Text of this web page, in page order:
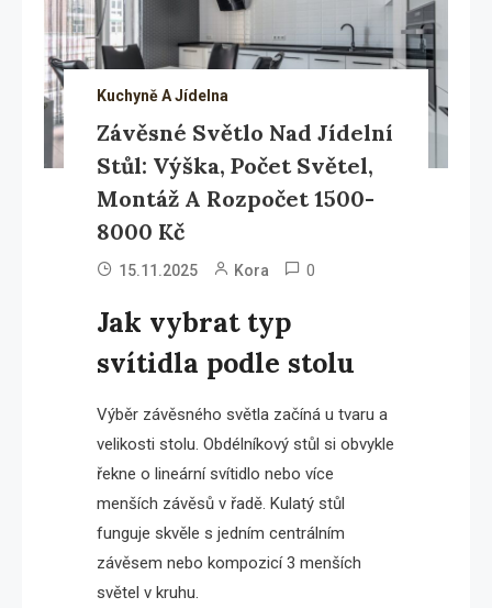
Kuchyně A Jídelna
Závěsné Světlo Nad Jídelní
Stůl: Výška, Počet Světel,
Montáž A Rozpočet 1500-
8000 Kč
15.11.2025 Kora 0
Jak vybrat typ
svítidla podle stolu
Výběr závěsného světla začíná u tvaru a
velikosti stolu. Obdélníkový stůl si obvykle
řekne o lineární svítidlo nebo více
menších závěsů v řadě. Kulatý stůl
funguje skvěle s jedním centrálním
závěsem nebo kompozicí 3 menších
světel v kruhu.